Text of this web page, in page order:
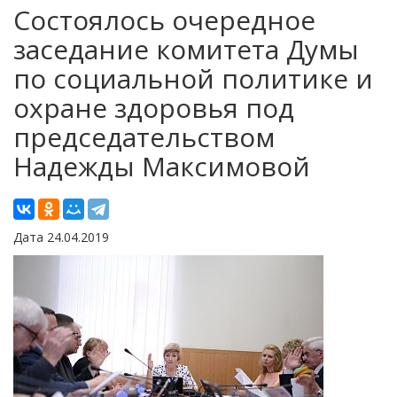
Состоялось очередное
заседание комитета Думы
по социальной политике и
охране здоровья под
председательством
Надежды Максимовой
Дата 24.04.2019